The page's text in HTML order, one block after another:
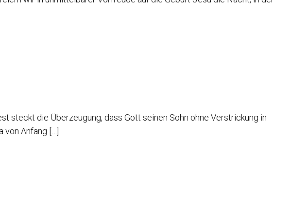
steckt die Überzeugung, dass Gott seinen Sohn ohne Verstrickung in
Anfang […]